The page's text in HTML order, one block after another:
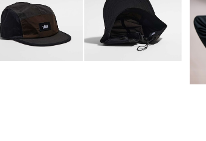
PACER CAP (CHARCOAL / BLACK / BR